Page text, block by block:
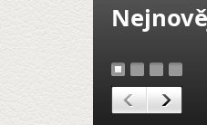
1 2 3 4
<
>